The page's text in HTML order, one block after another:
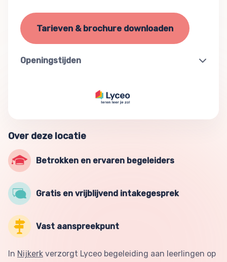
Tarieven & brochure downloaden
Openingstijden
Over deze locatie
Betrokken en ervaren begeleiders
Gratis en vrijblijvend intakegesprek
Vast aanspreekpunt
In Nijkerk verzorgt Lyceo begeleiding aan leerlingen op